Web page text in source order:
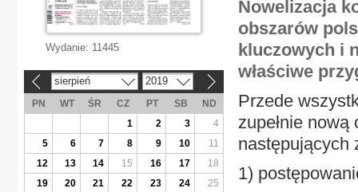
Nowelizacja
obszarów
kluczowych i
właściwe
Przede
zupełnie
następujących
1)
Wydanie: 11445
sierpień 2019
PN WT ŚR CZ PT SB
ND
1
2 3
4
5
6 7 8 9 10
11
12
13 14 15 16 17
18
19
20 21 22 23 24
25